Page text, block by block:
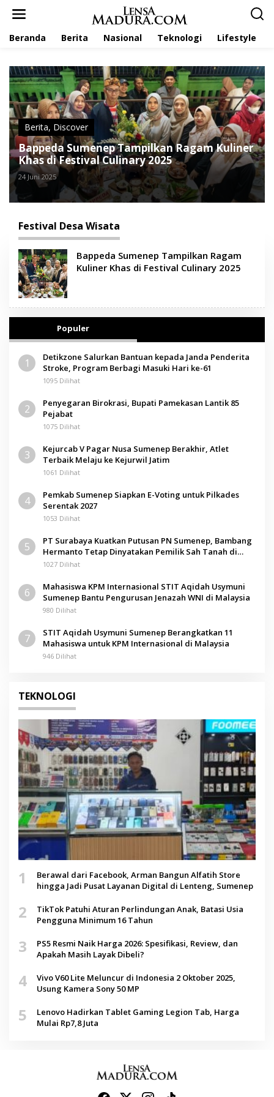
Beranda Berita Nasional Teknologi Lifestyle
Berita, Discover
Bappeda Sumenep Tampilkan Ragam Kuliner
Khas di Festival Culinary 2025
24 Juni 2025
Festival Desa Wisata
Bappeda Sumenep Tampilkan Ragam
Kuliner Khas di Festival Culinary 2025
Populer
1
Detikzone Salurkan Bantuan kepada Janda Penderita
Stroke, Program Berbagi Masuki Hari ke-61
1095 Dilihat
2
Penyegaran Birokrasi, Bupati Pamekasan Lantik 85
Pejabat
1075 Dilihat
3
Kejurcab V Pagar Nusa Sumenep Berakhir, Atlet
Terbaik Melaju ke Kejurwil Jatim
1061 Dilihat
4
Pemkab Sumenep Siapkan E-Voting untuk Pilkades
Serentak 2027
1053 Dilihat
5
PT Surabaya Kuatkan Putusan PN Sumenep, Bambang
Hermanto Tetap Dinyatakan Pemilik Sah Tanah di
Pamolokan
1027 Dilihat
6
Mahasiswa KPM Internasional STIT Aqidah Usymuni
Sumenep Bantu Pengurusan Jenazah WNI di Malaysia
980 Dilihat
7
STIT Aqidah Usymuni Sumenep Berangkatkan 11
Mahasiswa untuk KPM Internasional di Malaysia
946 Dilihat
TEKNOLOGI
1
Berawal dari Facebook, Arman Bangun Alfatih Store
hingga Jadi Pusat Layanan Digital di Lenteng, Sumenep
2
TikTok Patuhi Aturan Perlindungan Anak, Batasi Usia
Pengguna Minimum 16 Tahun
3
PS5 Resmi Naik Harga 2026: Spesifikasi, Review, dan
Apakah Masih Layak Dibeli?
4
Vivo V60 Lite Meluncur di Indonesia 2 Oktober 2025,
Usung Kamera Sony 50 MP
5
Lenovo Hadirkan Tablet Gaming Legion Tab, Harga
Mulai Rp7,8 Juta